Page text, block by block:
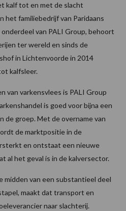
kalf tot en met de slacht
het familiebedrijf van Paridaans
van PALI Group, behoort
ter wereld en sinds de
in Lichtenvoorde in 2014
kalfsleer.
van varkensvlees is PALI Group
is goed voor bijna een
de groep. Met de overname van
de marktpositie in de
en ontstaat een nieuwe
al het geval is in de kalversector.
midden van een substantieel deel
maakt dat transport en
naar slachterij.